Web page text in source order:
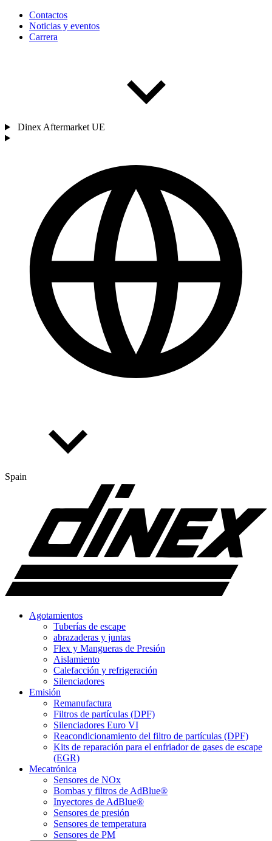
Contactos
Noticias y eventos
Carrera
Dinex Aftermarket UE
Spain
Agotamientos
Tuberías de escape
abrazaderas y juntas
Flex y Mangueras de Presión
Aislamiento
Calefacción y refrigeración
Silenciadores
Emisión
Remanufactura
Filtros de partículas (DPF)
Silenciadores Euro VI
Reacondicionamiento del filtro de partículas (DPF)
Kits de reparación para el enfriador de gases de escape
(EGR)
Mecatrónica
Sensores de NOx
Bombas y filtros de AdBlue®
Inyectores de AdBlue®
Sensores de presión
Sensores de temperatura
Sensores de PM